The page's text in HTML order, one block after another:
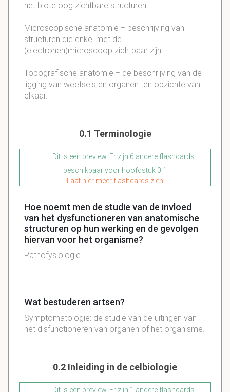
het blote oog zichtbare structuren
Microscopische anatomie = beschrijving van
structuren die enkel met de
(electronen)microscoop zichtbaar zijn.
Topografische anatomie = de beschrijving van de
ligging van weefsels en organen ten opzichte van
elkaar.
0.1 Terminologie
Dit is een preview. Er zijn 6 andere flashcards
beschikbaar voor hoofdstuk 0.1
Laat hier meer flashcards zien
Hoe noemt men de studie van de invloed
van het dysfunctioneren van anatomische
structuren op hun werking en de gevolgen
hiervan voor het organisme?
Pathofysiologie
Wat bestuderen artsen?
Symptomatologie: de studie van de uitingen van
het disfunctioneren van organen of het organisme.
0.2 Inleiding in de celbiologie
Dit is een preview. Er zijn 1 andere flashcards